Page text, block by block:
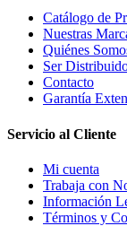
Catálogo de
Nuestras
Quiénes
Ser
Contacto
Garantía
Servicio al Cliente
Mi cuenta
Trabaja con
Información
Términos y